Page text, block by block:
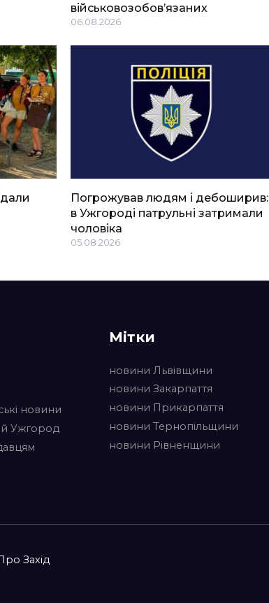
військовозобов’язаних
06.08.2026
Погрожував людям і дебоширив:
в Ужгороді патрульні затримали
чоловіка
05.08.2026
новини
Ужгород
Мітки
новини Львівщини
новини Закарпаття
новини Прикарпаття
новини Тернопільщини
новини Рівненщини
Захід